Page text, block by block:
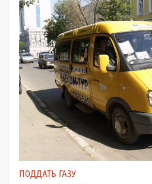
ПОДДАТЬ ГАЗУ